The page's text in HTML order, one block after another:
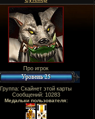
Про игрок
Группа: Скайнет этой карты
Сообщений: 10283
Медальки пользователя: